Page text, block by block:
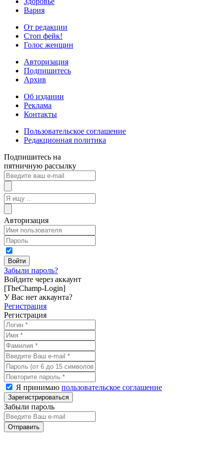
Вария
От редакции
Стоп фейк!
Голос женщин
Авторизация
Подпишитесь
Архив
Об издании
Реклама
Контакты
Пользовательское соглашение
Редакционная политика
Подпишитесь на
пятничную рассылку
Авторизация
Забыли пароль?
Войдите через аккаунт
[TheChamp-Login]
У Вас нет аккаунта?
Регистрация
Регистрация
Я принимаю пользовательское соглашение
Забыли пароль